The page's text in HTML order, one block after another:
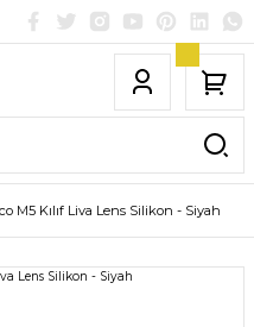
M5 Kılıf Liva Lens Silikon - Siyah